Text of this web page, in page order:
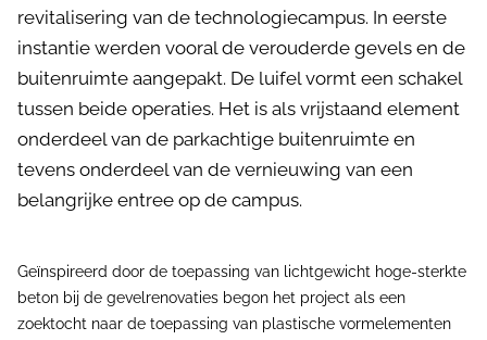
revitalisering van de technologiecampus. In eerste
instantie werden vooral de verouderde gevels en de
buitenruimte aangepakt. De luifel vormt een schakel
tussen beide operaties. Het is als vrijstaand element
onderdeel van de parkachtige buitenruimte en
tevens onderdeel van de vernieuwing van een
belangrijke entree op de campus.
Geïnspireerd door de toepassing van lichtgewicht hoge-sterkte
beton bij de gevelrenovaties begon het project als een
zoektocht naar de toepassing van plastische vormelementen